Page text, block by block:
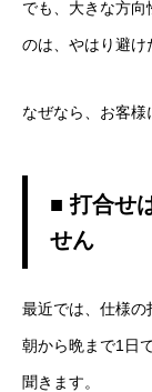
でも、大きな方
のは、やはり避け
なぜなら、お客様
■ 打合せ
せん
最近では、仕様の
朝から晩まで1日
聞きます。